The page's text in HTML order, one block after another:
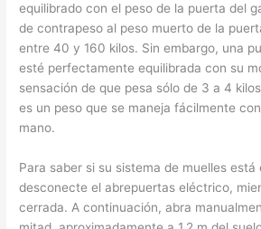
equilibrado con el peso de la puerta del
de contrapeso al peso muerto de la
entre 40 y 160 kilos. Sin embargo, una
esté perfectamente equilibrada con su
sensación de que pesa sólo de 3 a 4
es un peso que se maneja fácilmente
mano.
Para saber si su sistema de muelles está
desconecte el abrepuertas eléctrico,
cerrada. A continuación, abra